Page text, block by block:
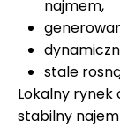
najmem,
stale
Lokalny rynek
stabilny